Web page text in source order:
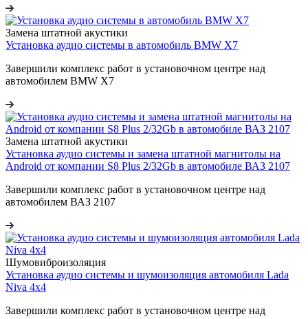
Замена штатной акустики
Установка аудио системы в автомобиль BMW X7
Завершили комплекс работ в установочном центре над
автомобилем BMW X7
Замена штатной акустики
Установка аудио системы и замена штатной магнитолы на
Android от компании S8 Plus 2/32Gb в автомобиле ВАЗ 2107
Завершили комплекс работ в установочном центре над
автомобилем ВАЗ 2107
Шумовиброизоляция
Установка аудио системы и шумоизоляция автомобиля Lada
Niva 4x4
Завершили комплекс работ в установочном центре над